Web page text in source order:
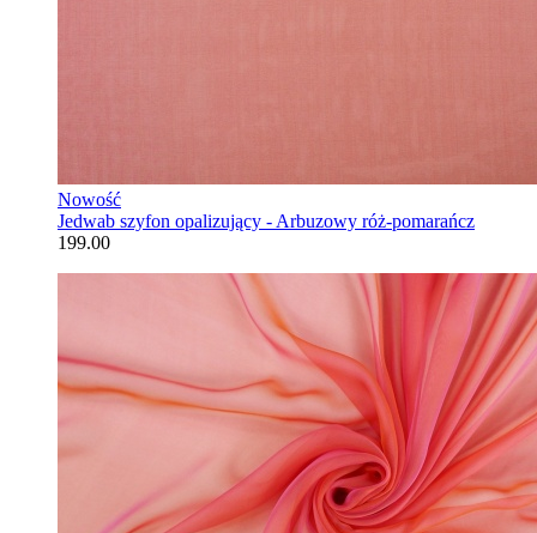
Nowość
Jedwab szyfon opalizujący - Arbuzowy róż-pomarańcz
199.00